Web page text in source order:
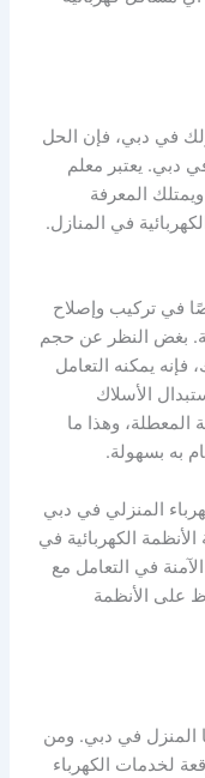
في دبي، فإن الحل
دبي. يعتبر معلم
المعرفة
في المنازل.
في تركيب وإصلاح
بغض النظر عن حجم
فإنه يمكنه التعامل
الأسلاك
المعطلة، وهذا ما
به بسهولة.
المنزلي في دبي
الكهربائية في
في التعامل مع
على الأنظمة
المنزل في دبي. ومن
لخدمات الكهرباء